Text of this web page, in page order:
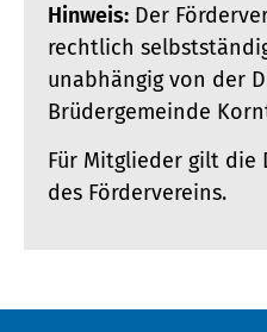
Hinweis: Der
rechtlich
unabhängig von der
Brüdergemeinde
Für Mitglieder gilt die
des Fördervereins.